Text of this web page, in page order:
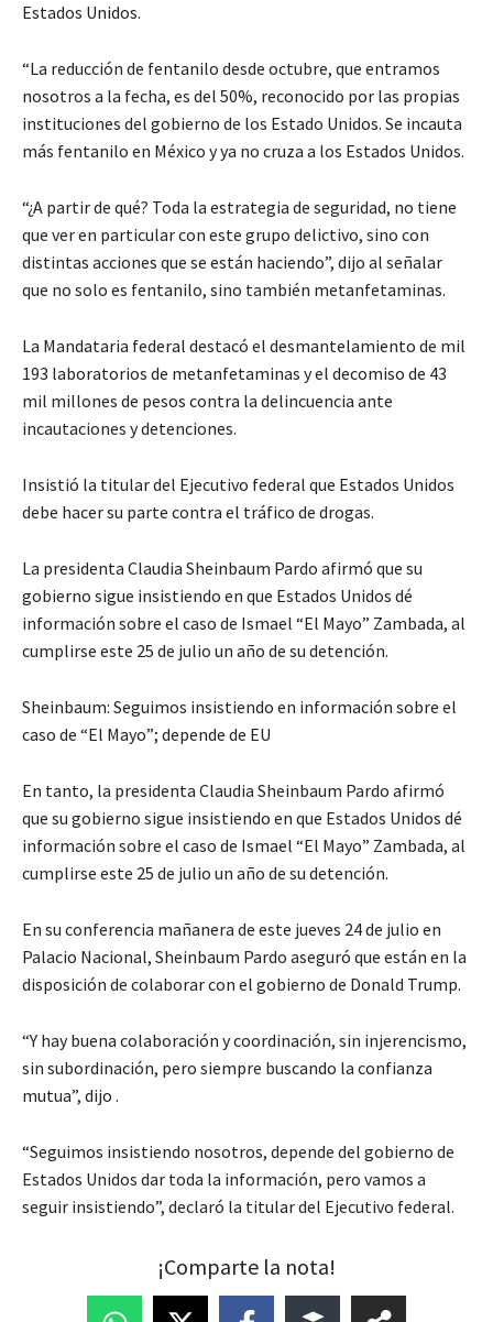
Estados Unidos.
“La reducción de fentanilo desde octubre, que entramos
nosotros a la fecha, es del 50%, reconocido por las propias
instituciones del gobierno de los Estado Unidos. Se incauta
más fentanilo en México y ya no cruza a los Estados Unidos.
“¿A partir de qué? Toda la estrategia de seguridad, no tiene
que ver en particular con este grupo delictivo, sino con
distintas acciones que se están haciendo”, dijo al señalar
que no solo es fentanilo, sino también metanfetaminas.
La Mandataria federal destacó el desmantelamiento de mil
193 laboratorios de metanfetaminas y el decomiso de 43
mil millones de pesos contra la delincuencia ante
incautaciones y detenciones.
Insistió la titular del Ejecutivo federal que Estados Unidos
debe hacer su parte contra el tráfico de drogas.
La presidenta Claudia Sheinbaum Pardo afirmó que su
gobierno sigue insistiendo en que Estados Unidos dé
información sobre el caso de Ismael “El Mayo” Zambada, al
cumplirse este 25 de julio un año de su detención.
Sheinbaum: Seguimos insistiendo en información sobre el
caso de “El Mayo”; depende de EU
En tanto, la presidenta Claudia Sheinbaum Pardo afirmó
que su gobierno sigue insistiendo en que Estados Unidos dé
información sobre el caso de Ismael “El Mayo” Zambada, al
cumplirse este 25 de julio un año de su detención.
En su conferencia mañanera de este jueves 24 de julio en
Palacio Nacional, Sheinbaum Pardo aseguró que están en la
disposición de colaborar con el gobierno de Donald Trump.
“Y hay buena colaboración y coordinación, sin injerencismo,
sin subordinación, pero siempre buscando la confianza
mutua”, dijo .
“Seguimos insistiendo nosotros, depende del gobierno de
Estados Unidos dar toda la información, pero vamos a
seguir insistiendo”, declaró la titular del Ejecutivo federal.
¡Comparte la nota!